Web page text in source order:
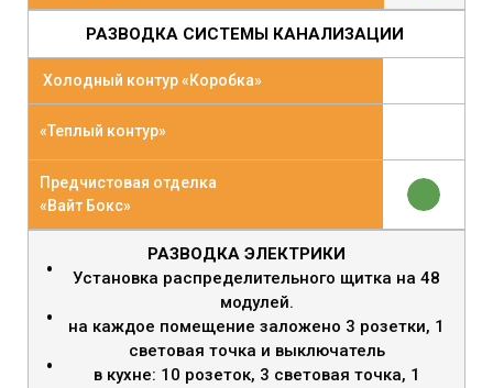
РАЗВОДКА СИСТЕМЫ КАНАЛИЗАЦИИ
Холодный контур «Коробка»
«Теплый контур»
Предчистовая отделка
«Вайт Бокс»
РАЗВОДКА ЭЛЕКТРИКИ
Установка распределительного щитка на 48
модулей.
на каждое помещение заложено 3 розетки, 1
световая точка и выключатель
в кухне: 10 розеток, 3 световая точка, 1